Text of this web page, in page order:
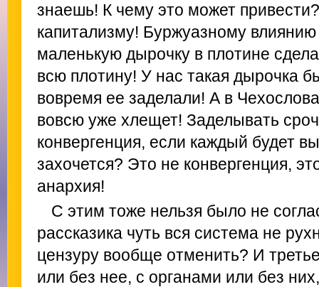
знаешь! К чему это может
капитализму! Буржуазному влиянию
маленькую дырочку в плотине
всю плотину! У нас такая дырочка
вовремя ее заделали! А в
вовсю уже хлещет! Заделывать
конвергенция, если каждый будет
захочется? Это не конвергенция,
анархия!
С этим тоже нельзя было не
рассказика чуть вся система не
цензуру вообще отменить? И
или без нее, с органами или без